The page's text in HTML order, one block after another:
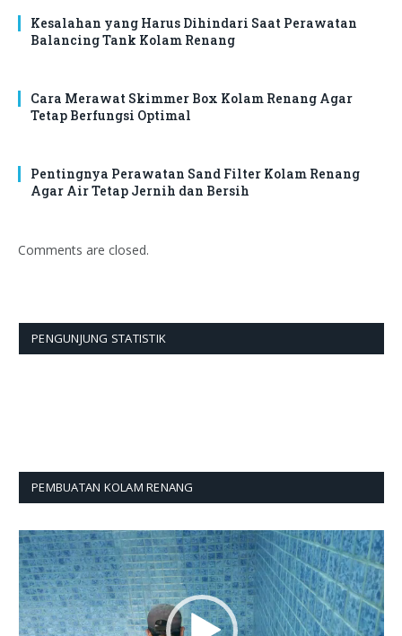
Kesalahan yang Harus Dihindari Saat Perawatan
Balancing Tank Kolam Renang
Cara Merawat Skimmer Box Kolam Renang Agar
Tetap Berfungsi Optimal
Pentingnya Perawatan Sand Filter Kolam Renang
Agar Air Tetap Jernih dan Bersih
Comments are closed.
PENGUNJUNG STATISTIK
PEMBUATAN KOLAM RENANG
Pemutar
Video